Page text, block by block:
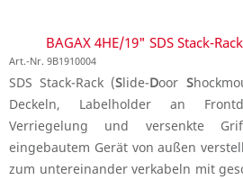
BAGAX 4HE/19" SDS Stack-Rack
Art.-Nr. 9B1910004
SDS Stack-Rack (Slide-Door S
Deckeln, Labelholder an
Verriegelung und versenkte
eingebautem Gerät von außen
zum untereinander verkabeln mit